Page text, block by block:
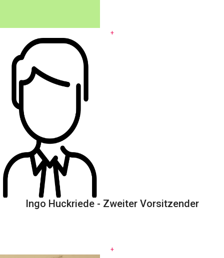
+
Ingo Huckriede - Zweiter Vorsitzender
+